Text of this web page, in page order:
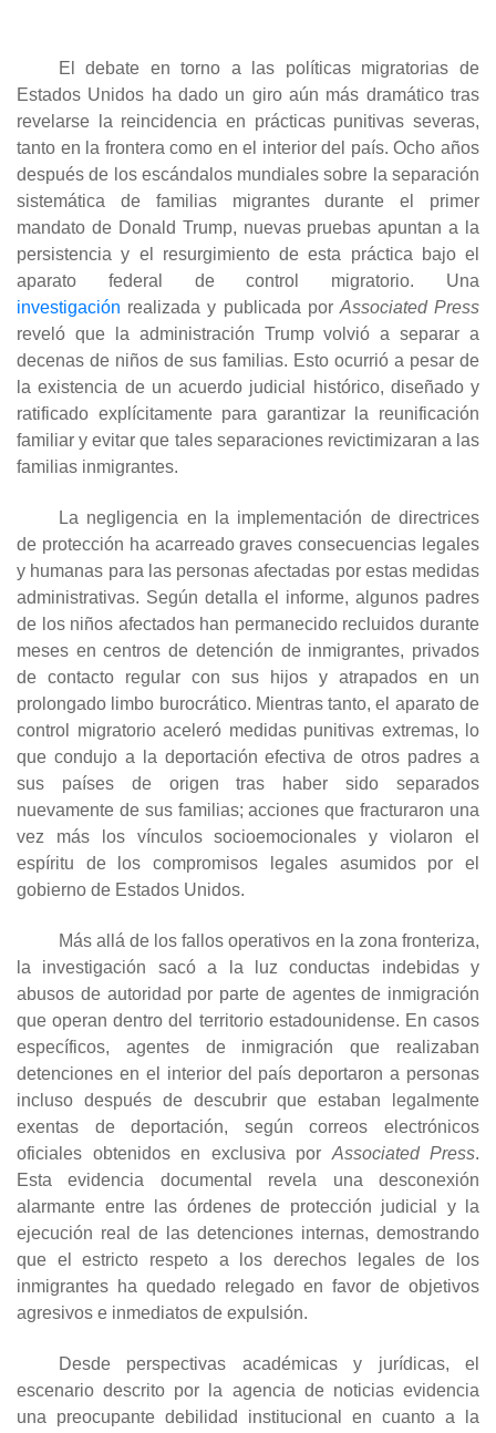
El debate en torno a las políticas migratorias de
Estados Unidos ha dado un giro aún más dramático tras
revelarse la reincidencia en prácticas punitivas severas,
tanto en la frontera como en el interior del país. Ocho años
después de los escándalos mundiales sobre la separación
sistemática de familias migrantes durante el primer
mandato de Donald Trump, nuevas pruebas apuntan a la
persistencia y el resurgimiento de esta práctica bajo el
aparato federal de control migratorio. Una
investigación realizada y publicada por Associated Press
reveló que la administración Trump volvió a separar a
decenas de niños de sus familias. Esto ocurrió a pesar de
la existencia de un acuerdo judicial histórico, diseñado y
ratificado explícitamente para garantizar la reunificación
familiar y evitar que tales separaciones revictimizaran a las
familias inmigrantes.
La negligencia en la implementación de directrices
de protección ha acarreado graves consecuencias legales
y humanas para las personas afectadas por estas medidas
administrativas. Según detalla el informe, algunos padres
de los niños afectados han permanecido recluidos durante
meses en centros de detención de inmigrantes, privados
de contacto regular con sus hijos y atrapados en un
prolongado limbo burocrático. Mientras tanto, el aparato de
control migratorio aceleró medidas punitivas extremas, lo
que condujo a la deportación efectiva de otros padres a
sus países de origen tras haber sido separados
nuevamente de sus familias; acciones que fracturaron una
vez más los vínculos socioemocionales y violaron el
espíritu de los compromisos legales asumidos por el
gobierno de Estados Unidos.
Más allá de los fallos operativos en la zona fronteriza,
la investigación sacó a la luz conductas indebidas y
abusos de autoridad por parte de agentes de inmigración
que operan dentro del territorio estadounidense. En casos
específicos, agentes de inmigración que realizaban
detenciones en el interior del país deportaron a personas
incluso después de descubrir que estaban legalmente
exentas de deportación, según correos electrónicos
oficiales obtenidos en exclusiva por Associated Press.
Esta evidencia documental revela una desconexión
alarmante entre las órdenes de protección judicial y la
ejecución real de las detenciones internas, demostrando
que el estricto respeto a los derechos legales de los
inmigrantes ha quedado relegado en favor de objetivos
agresivos e inmediatos de expulsión.
Desde perspectivas académicas y jurídicas, el
escenario descrito por la agencia de noticias evidencia
una preocupante debilidad institucional en cuanto a la